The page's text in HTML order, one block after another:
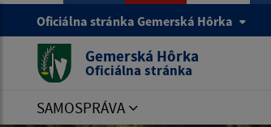
Oficiálna stránka Gemerská Hôrka
Gemerská Hôrka
Oficiálna stránka
SAMOSPRÁVA